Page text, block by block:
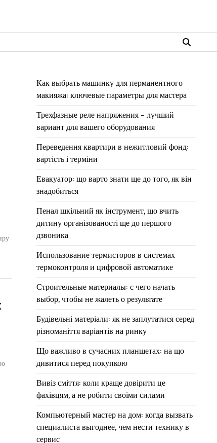
Как выбрать машинку для перманентного
макияжа: ключевые параметры для мастера
Трехфазные реле напряжения – лучший
вариант для вашего оборудования
Переведення квартири в нежитловий фонд:
вартість і терміни
Евакуатор: що варто знати ще до того, як він
знадобиться
Пенал шкільний як інструмент, що вчить
дитину організованості ще до першого
дзвоника
Использование термисторов в системах
термоконтроля и цифровой автоматике
Строительные материалы: с чего начать
выбор, чтобы не жалеть о результате
Будівельні матеріали: як не заплутатися серед
різноманіття варіантів на ринку
Що важливо в сучасних планшетах: на що
дивитися перед покупкою
Вивіз сміття: коли краще довірити це
фахівцям, а не робити своїми силами
Компьютерный мастер на дом: когда вызвать
специалиста выгоднее, чем нести технику в
сервис